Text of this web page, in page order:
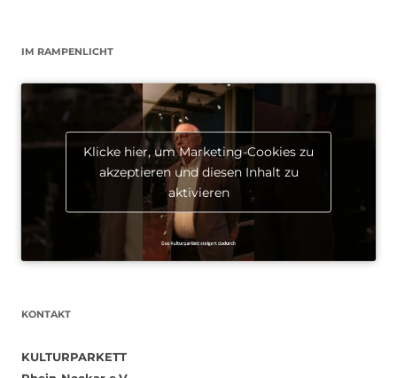
IM RAMPENLICHT
Klicke hier, um Marketing-Cookies zu
akzeptieren und diesen Inhalt zu
aktivieren
KONTAKT
KULTURPARKETT